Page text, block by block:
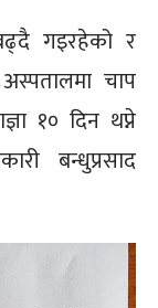
गइरहेको र
चाप
१० दिन थप्ने
बन्धुप्रसाद